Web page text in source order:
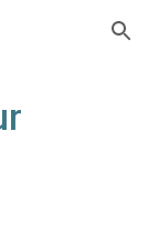
Skip to navigation